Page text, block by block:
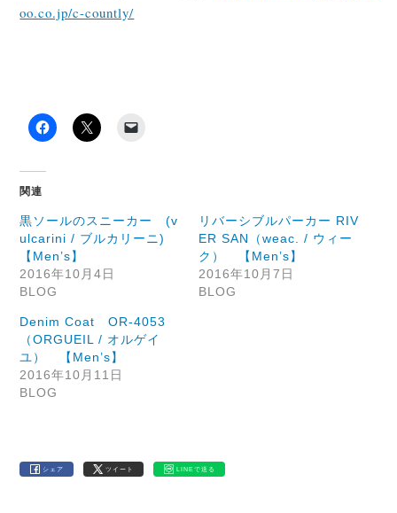
oo.co.jp/c-countly/
関連
黒ソールのスニーカー (v
ulcarini / ブルカリーニ)
【Men’s】
2016年10月4日
BLOG
リバーシブルパーカー RIV
ER SAN（weac. / ウィー
ク） 【Men’s】
2016年10月7日
BLOG
Denim Coat OR-4053
（ORGUEIL / オルゲイ
ユ） 【Men’s】
2016年10月11日
BLOG
シェア ツイート LINEで送る